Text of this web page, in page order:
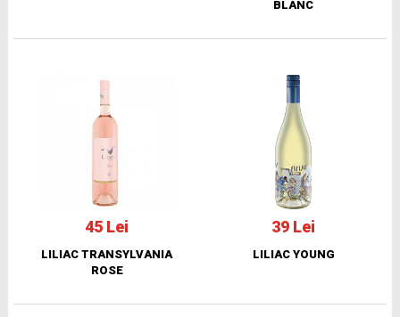
BLANC
45 Lei
LILIAC TRANSYLVANIA
ROSE
39 Lei
LILIAC YOUNG